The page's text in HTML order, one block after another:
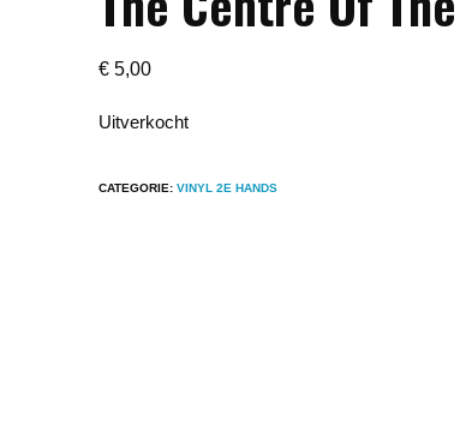
€ 5,00
Uitverkocht
CATEGORIE:VINYL 2E HANDS